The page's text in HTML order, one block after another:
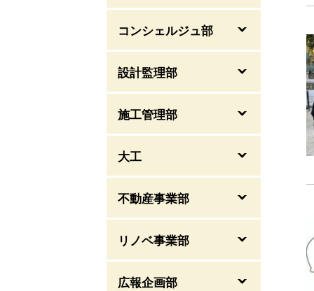
コンシェルジュ部
設計監理部
施工管理部
大工
不動産事業部
リノベ事業部
広報企画部